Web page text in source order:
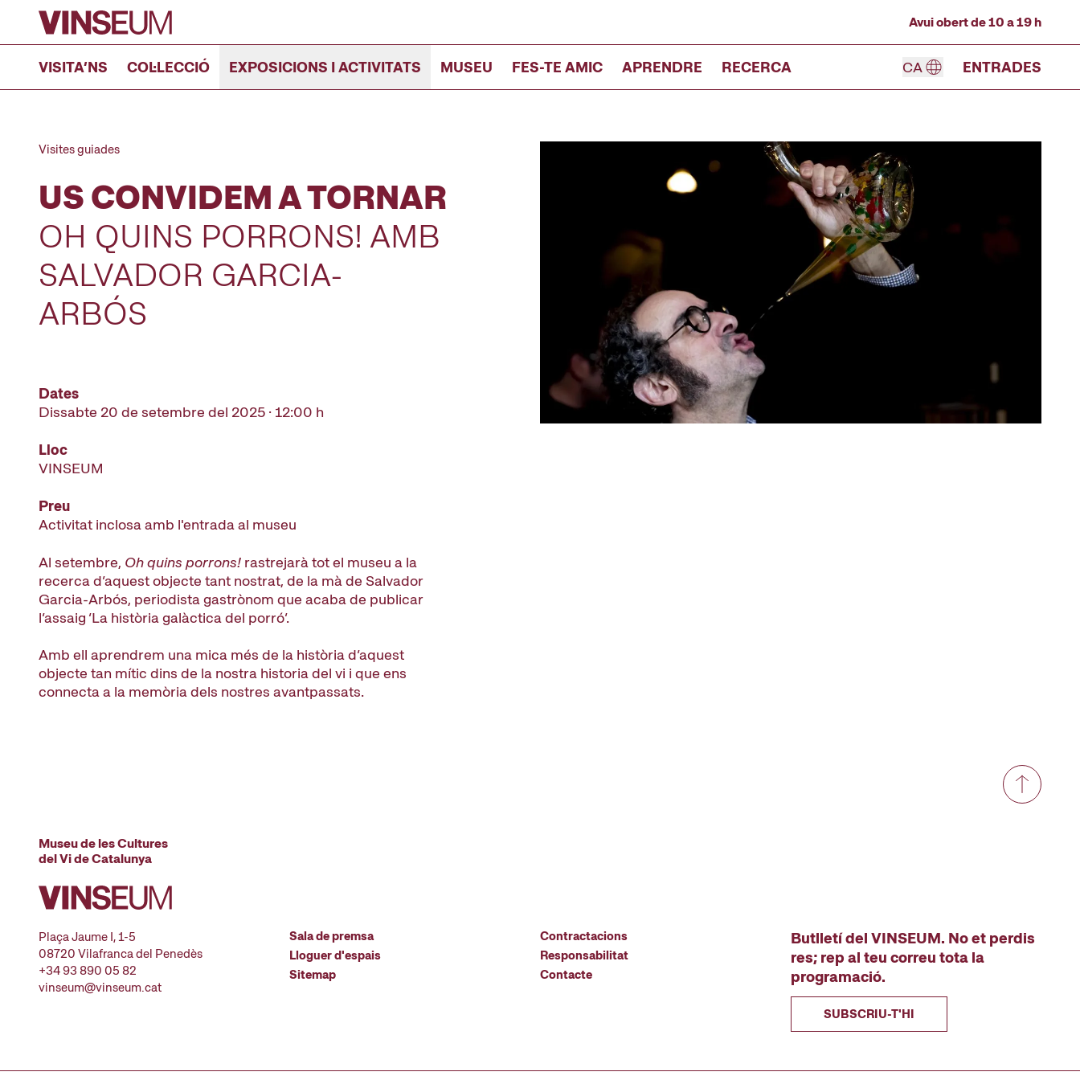
Anar al contingut
Avui obert de 10 a 19 h
VISITA’NS COL·LECCIÓ EXPOSICIONS I ACTIVITATS MUSEU FES-TE AMIC APRENDRE RECERCA CA ENTRADES
Visites guiades
US CONVIDEM A TORNAR
OH QUINS PORRONS! AMB
SALVADOR GARCIA-
ARBÓS
Dates
Dissabte 20 de setembre del 2025 · 12:00 h
Lloc
VINSEUM
Preu
Activitat inclosa amb l'entrada al museu
Al setembre, Oh quins porrons! rastrejarà tot el museu a la
recerca d’aquest objecte tant nostrat, de la mà de Salvador
Garcia-Arbós, periodista gastrònom que acaba de publicar
l’assaig ‘La història galàctica del porró’.
Amb ell aprendrem una mica més de la història d’aquest
objecte tan mític dins de la nostra historia del vi i que ens
connecta a la memòria dels nostres avantpassats.
Museu de les Cultures
del Vi de Catalunya
Plaça Jaume I, 1-5
08720 Vilafranca del Penedès
+34 93 890 05 82
vinseum@vinseum.cat
Sala de premsa
Lloguer d'espais
Sitemap
Contractacions
Responsabilitat
Contacte
Butlletí del VINSEUM. No et perdis
res; rep al teu correu tota la
programació.
SUBSCRIU-T'HI